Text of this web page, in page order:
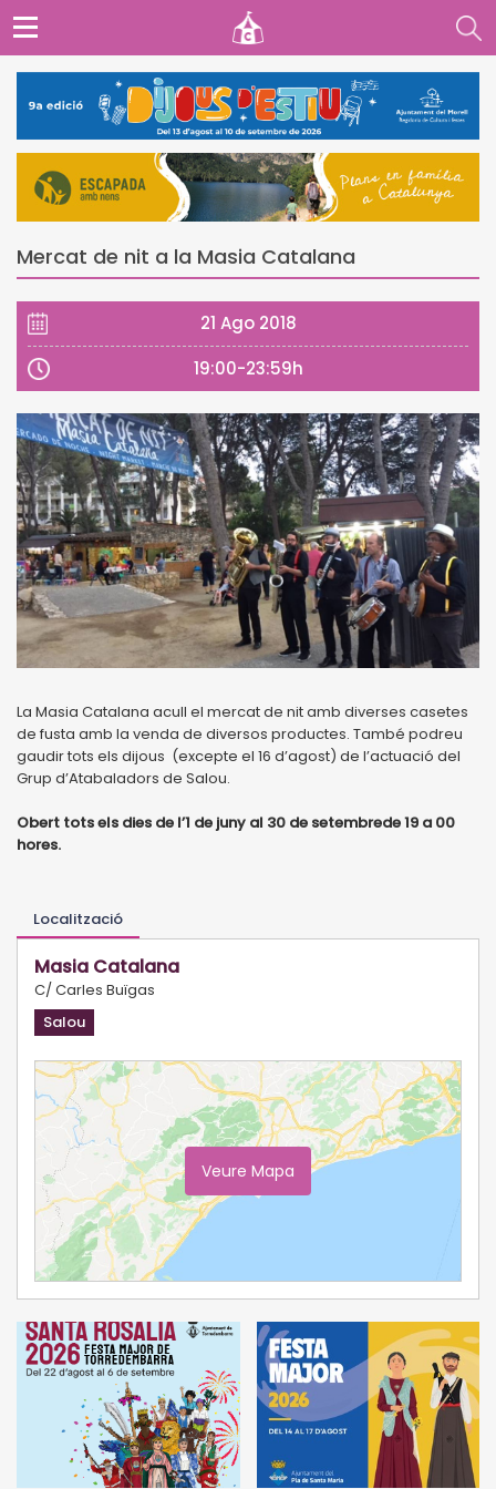
Mercat de nit a la Masia Catalana
21 Ago 2018
19:00-23:59h
La Masia Catalana acull el mercat de nit amb diverses casetes
de fusta amb la venda de diversos productes. També podreu
gaudir tots els dijous (excepte el 16 d’agost) de l’actuació del
Grup d’Atabaladors de Salou.
Obert tots els dies de l’1 de juny al 30 de setembrede 19 a 00
hores.
Localització
Masia Catalana
C/ Carles Buïgas
Salou
Veure Mapa